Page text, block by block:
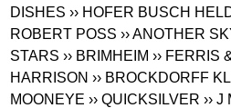
DISHES ›› HOFER BUSCH
ROBERT POSS ›› ANOTHER
STARS ›› BRIMHEIM ›› FERRIS
HARRISON ›› BROCKDORFF
MOONEYE ›› QUICKSILVER ››